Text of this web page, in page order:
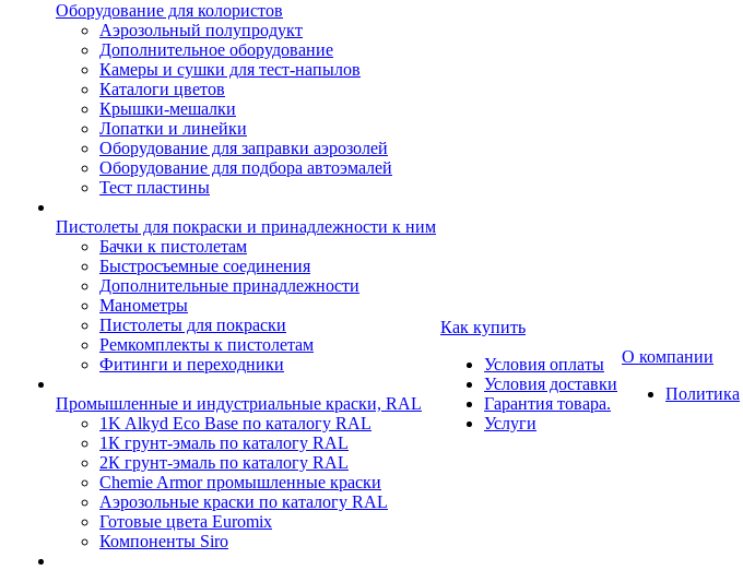
Оборудование для колористов
Аэрозольный полупродукт
Дополнительное оборудование
Камеры и сушки для тест-напылов
Каталоги цветов
Крышки-мешалки
Лопатки и линейки
Оборудование для заправки аэрозолей
Оборудование для подбора автоэмалей
Тест пластины
Пистолеты для покраски и принадлежности к ним
Бачки к пистолетам
Быстросъемные соединения
Дополнительные принадлежности
Манометры
Пистолеты для покраски
Ремкомплекты к пистолетам
Фитинги и переходники
Промышленные и индустриальные краски, RAL
1K Alkyd Eco Base по каталогу RAL
1К грунт-эмаль по каталогу RAL
2К грунт-эмаль по каталогу RAL
Chemie Armor промышленные краски
Аэрозольные краски по каталогу RAL
Готовые цвета Euromix
Компоненты Siro
Как купить
Условия оплаты
Условия доставки
Гарантия товара.
Услуги
О компании
Политика